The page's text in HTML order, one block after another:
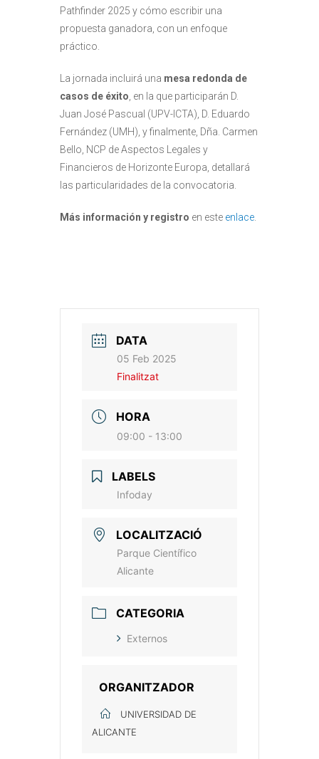
Pathfinder 2025 y cómo escribir una
propuesta ganadora, con un enfoque
práctico.
La jornada incluirá una mesa redonda de
casos de éxito, en la que participarán D.
Juan José Pascual (UPV-ICTA), D. Eduardo
Fernández (UMH), y finalmente, Dña. Carmen
Bello, NCP de Aspectos Legales y
Financieros de Horizonte Europa, detallará
las particularidades de la convocatoria.
Más información y registro en este enlace.
DATA
05 Feb 2025
Finalitzat
HORA
09:00 - 13:00
LABELS
Infoday
LOCALITZACIÓ
Parque Científico
Alicante
CATEGORIA
Externos
ORGANITZADOR
UNIVERSIDAD DE
ALICANTE